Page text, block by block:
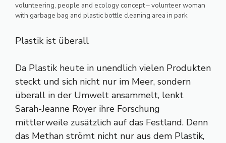
volunteering, people and ecology concept – volunteer woman
with garbage bag and plastic bottle cleaning area in park
Plastik ist überall
Da Plastik heute in unendlich vielen Produkten
steckt und sich nicht nur im Meer, sondern
überall in der Umwelt ansammelt, lenkt
Sarah-Jeanne Royer ihre Forschung
mittlerweile zusätzlich auf das Festland. Denn
das Methan strömt nicht nur aus dem Plastik,